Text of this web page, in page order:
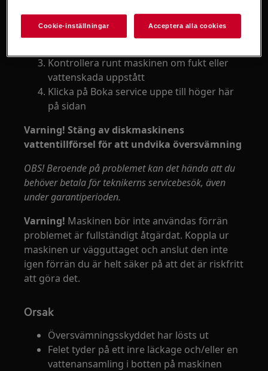
Går pumpen hela tiden och går inte att
Kontrollera runt maskinen om fukt eller
vattenskada uppstått
Klicka på Boka service uppe till höger här
på sidan
Varning! Stäng av diskmaskinens
vattentillförsel för att undvika översvämning
OBS! Beroende på problemet kan det hända att du
behöver betala för teknikerns servicebesök, även
under garantiperioden.
Varning! Maskinen bör inte användas förrän
problemet är fullständigt åtgärdat. Koppla ur
maskinen ur vägguttaget och anslut den inte
igen förrän du är helt säker på att det är riskfritt
att göra det.
Orsak
Översvämningsskyddet har lösts ut
Felet tyder på ett inre läckage och/eller en
vattenansamling i botten på maskinen
Cookie-inställningar Acceptera alla cookies